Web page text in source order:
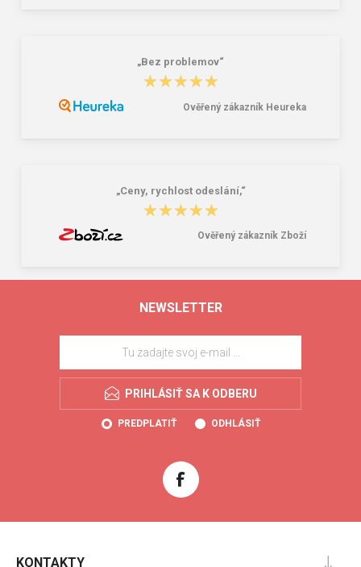
„Bez problemov“
★★★★★
★★★★★
Ověřený zákazník Heureka
„Ceny, rychlost odeslání,“
★★★★★
★★★★★
Ověřený zákazník Zboží
NEWSLETTER
PRIHLÁSIŤ SA K ODBERU
PREDPLATIŤ ODHLÁSIŤ
KONTAKTY